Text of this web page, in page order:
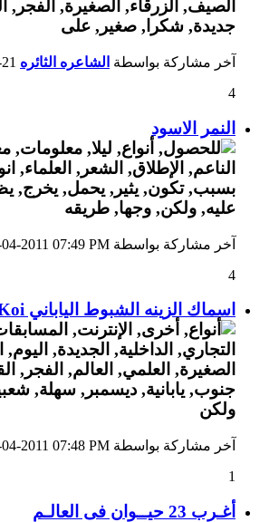
آخر مشاركة بواسطة الشاعره الثائره
4
النمر الاسود
آخر مشاركة بواسطة 2011 07:49 PM
4
اسماك الزينه الشبوط الياباني Koi
آخر مشاركة بواسطة 2011 07:48 PM
1
أغـرب 23 حيــوان فى العالـم